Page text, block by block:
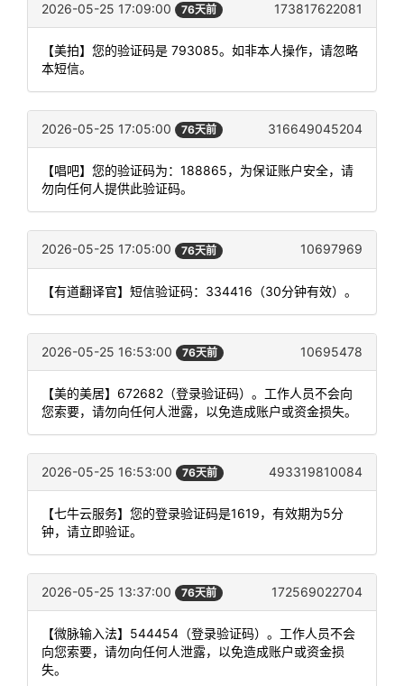
2026-05-25 17:09:00 76天前 173817622081
【美拍】您的验证码是 793085。如非本人操作，请忽略
本短信。
2026-05-25 17:05:00 76天前 316649045204
【唱吧】您的验证码为：188865，为保证账户安全，请
勿向任何人提供此验证码。
2026-05-25 17:05:00 76天前 10697969
【有道翻译官】短信验证码：334416（30分钟有效）。
2026-05-25 16:53:00 76天前 10695478
【美的美居】672682（登录验证码）。工作人员不会向
您索要，请勿向任何人泄露，以免造成账户或资金损失。
2026-05-25 16:53:00 76天前 493319810084
【七牛云服务】您的登录验证码是1619，有效期为5分
钟，请立即验证。
2026-05-25 13:37:00 76天前 172569022704
【微脉输入法】544454（登录验证码）。工作人员不会
向您索要，请勿向任何人泄露，以免造成账户或资金损
失。